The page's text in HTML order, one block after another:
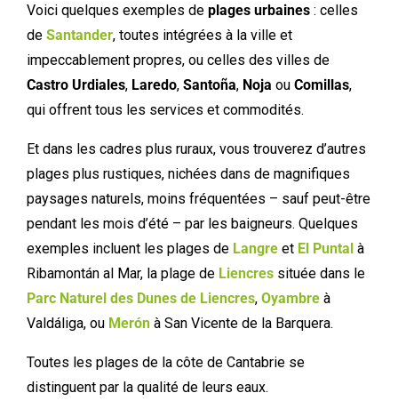
Voici quelques exemples de plages urbaines : celles
de Santander, toutes intégrées à la ville et
impeccablement propres, ou celles des villes de
Castro Urdiales, Laredo, Santoña, Noja ou Comillas,
qui offrent tous les services et commodités.
Et dans les cadres plus ruraux, vous trouverez d’autres
plages plus rustiques, nichées dans de magnifiques
paysages naturels, moins fréquentées – sauf peut-être
pendant les mois d’été – par les baigneurs. Quelques
exemples incluent les plages de Langre et El Puntal à
Ribamontán al Mar, la plage de Liencres située dans le
Parc Naturel des Dunes de Liencres, Oyambre à
Valdáliga, ou Merón à San Vicente de la Barquera.
Toutes les plages de la côte de Cantabrie se
distinguent par la qualité de leurs eaux.